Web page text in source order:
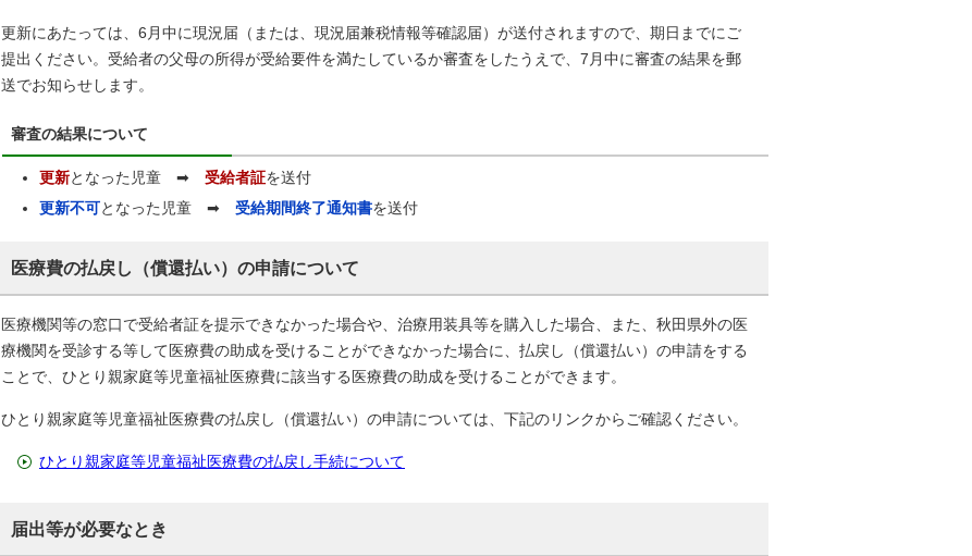
更新にあたっては、6月中に現況届（または、現況届兼税情報等確認届）が送付されますので、期日までにご
提出ください。受給者の父母の所得が受給要件を満たしているか審査をしたうえで、7月中に審査の結果を郵
送でお知らせします。
審査の結果について
更新となった児童 ➡ 受給者証を送付
更新不可となった児童 ➡ 受給期間終了通知書を送付
医療費の払戻し（償還払い）の申請について
医療機関等の窓口で受給者証を提示できなかった場合や、治療用装具等を購入した場合、また、秋田県外の医
療機関を受診する等して医療費の助成を受けることができなかった場合に、払戻し（償還払い）の申請をする
ことで、ひとり親家庭等児童福祉医療費に該当する医療費の助成を受けることができます。
ひとり親家庭等児童福祉医療費の払戻し（償還払い）の申請については、下記のリンクからご確認ください。
ひとり親家庭等児童福祉医療費の払戻し手続について
届出等が必要なとき